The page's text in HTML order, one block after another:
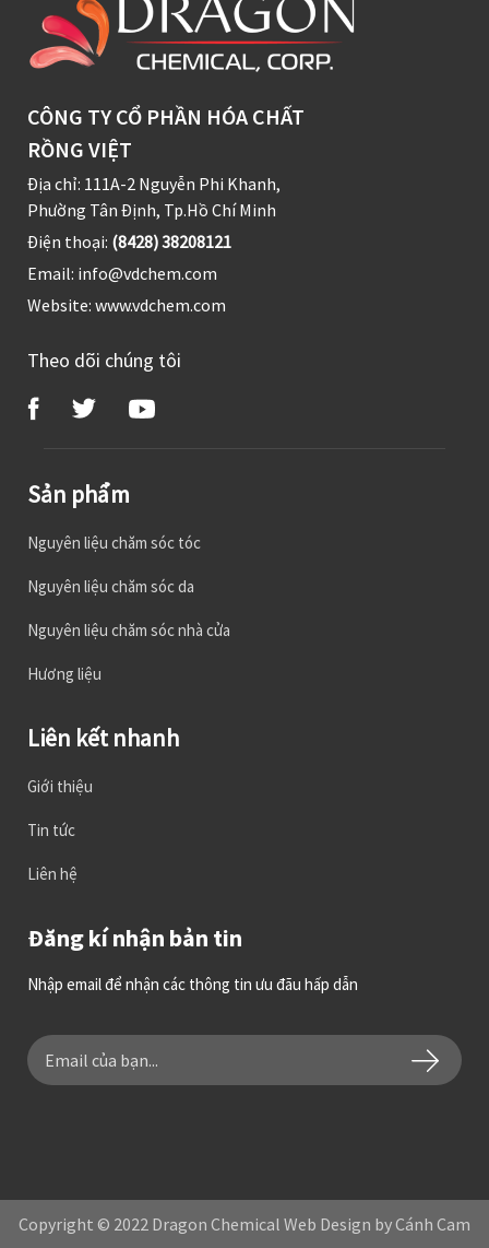
CÔNG TY CỔ PHẦN HÓA CHẤT
RỒNG VIỆT
Địa chỉ: 111A-2 Nguyễn Phi Khanh,
Phường Tân Định, Tp.Hồ Chí Minh
Điện thoại: (8428) 38208121
Email: info@vdchem.com
Website: www.vdchem.com
Theo dõi chúng tôi
Sản phẩm
Nguyên liệu chăm sóc tóc
Nguyên liệu chăm sóc da
Nguyên liệu chăm sóc nhà cửa
Hương liệu
Liên kết nhanh
Giới thiệu
Tin tức
Liên hệ
Đăng kí nhận bản tin
Nhập email để nhận các thông tin ưu đãu hấp dẫn
Copyright © 2022 Dragon Chemical Web Design by Cánh Cam